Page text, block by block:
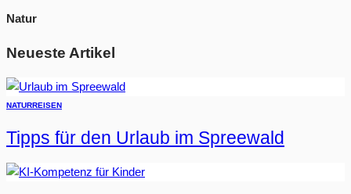
Natur
Neueste Artikel
NATURREISEN
Tipps für den Urlaub im Spreewald